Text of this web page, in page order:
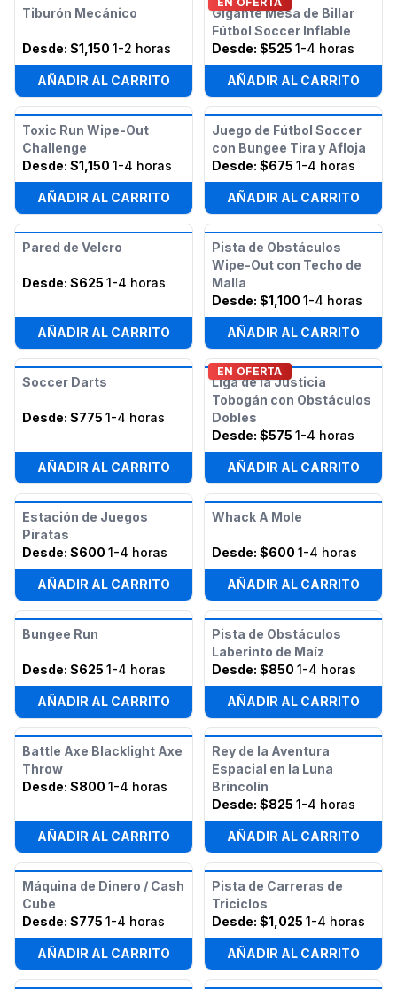
Tiburón Mecánico
Desde: $1,150 1-2 horas
AÑADIR AL CARRITO
Gigante Mesa de Billar
Fútbol Soccer Inflable
Desde: $525 1-4 horas
AÑADIR AL CARRITO
Toxic Run Wipe-Out
Challenge
Desde: $1,150 1-4 horas
AÑADIR AL CARRITO
Juego de Fútbol Soccer
con Bungee Tira y Afloja
Desde: $675 1-4 horas
AÑADIR AL CARRITO
Pared de Velcro
Desde: $625 1-4 horas
AÑADIR AL CARRITO
Pista de Obstáculos
Wipe-Out con Techo de
Malla
Desde: $1,100 1-4 horas
AÑADIR AL CARRITO
Soccer Darts
Desde: $775 1-4 horas
AÑADIR AL CARRITO
EN OFERTA
Liga de la Justicia
Tobogán con Obstáculos
Dobles
Desde: $575 1-4 horas
AÑADIR AL CARRITO
Estación de Juegos
Piratas
Desde: $600 1-4 horas
AÑADIR AL CARRITO
Whack A Mole
Desde: $600 1-4 horas
AÑADIR AL CARRITO
Bungee Run
Desde: $625 1-4 horas
AÑADIR AL CARRITO
Pista de Obstáculos
Laberinto de Maíz
Desde: $850 1-4 horas
AÑADIR AL CARRITO
Battle Axe Blacklight Axe
Throw
Desde: $800 1-4 horas
AÑADIR AL CARRITO
Rey de la Aventura
Espacial en la Luna
Brincolín
Desde: $825 1-4 horas
AÑADIR AL CARRITO
Máquina de Dinero / Cash
Cube
Desde: $775 1-4 horas
AÑADIR AL CARRITO
Pista de Carreras de
Triciclos
Desde: $1,025 1-4 horas
AÑADIR AL CARRITO